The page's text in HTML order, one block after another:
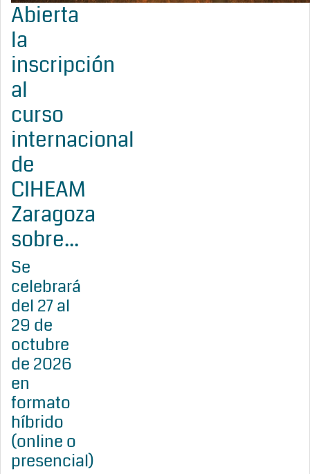
Abierta
la
inscripción
al
curso
internacional
de
CIHEAM
Zaragoza
sobre...
Se
celebrará
del 27 al
29 de
octubre
de 2026
en
formato
híbrido
(online o
presencial)